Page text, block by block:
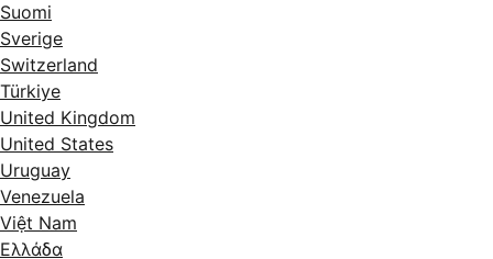
Suomi
Sverige
Switzerland
Türkiye
United Kingdom
United States
Uruguay
Venezuela
Việt Nam
Ελλάδα